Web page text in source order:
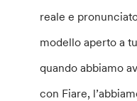
reale e
modello aperto a
quando abbiamo
con Fiare,